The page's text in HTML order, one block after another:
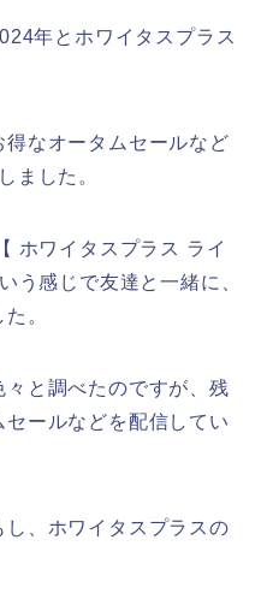
年とホワイタスプラス
なオータムセールなど
ました。
ホワイタスプラス ライ
う感じで友達と一緒に、
。
と調べたのですが、残
ールなどを配信してい
、ホワイタスプラスの